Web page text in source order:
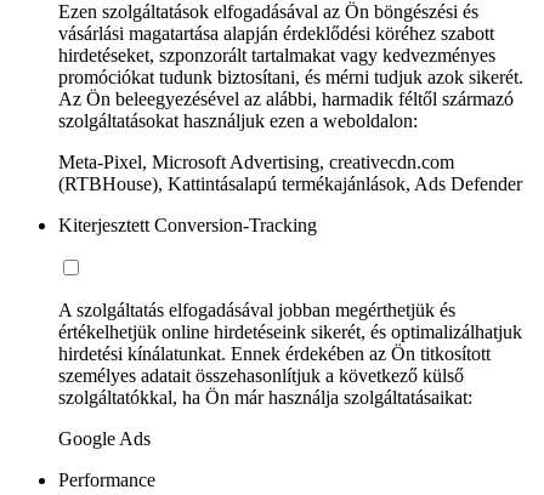
Ezen szolgáltatások elfogadásával az Ön böngészési és
vásárlási magatartása alapján érdeklődési köréhez szabott
hirdetéseket, szponzorált tartalmakat vagy kedvezményes
promóciókat tudunk biztosítani, és mérni tudjuk azok sikerét.
Az Ön beleegyezésével az alábbi, harmadik féltől származó
szolgáltatásokat használjuk ezen a weboldalon:
Meta-Pixel, Microsoft Advertising, creativecdn.com
(RTBHouse), Kattintásalapú termékajánlások, Ads Defender
Kiterjesztett Conversion-Tracking
A szolgáltatás elfogadásával jobban megérthetjük és
értékelhetjük online hirdetéseink sikerét, és optimalizálhatjuk
hirdetési kínálatunkat. Ennek érdekében az Ön titkosított
személyes adatait összehasonlítjuk a következő külső
szolgáltatókkal, ha Ön már használja szolgáltatásaikat:
Google Ads
Performance